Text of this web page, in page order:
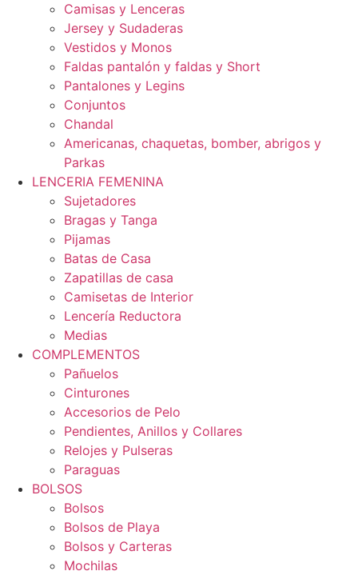
Camisas y Lenceras
Jersey y Sudaderas
Vestidos y Monos
Faldas pantalón y faldas y Short
Pantalones y Legins
Conjuntos
Chandal
Americanas, chaquetas, bomber, abrigos y
Parkas
LENCERIA FEMENINA
Sujetadores
Bragas y Tanga
Pijamas
Batas de Casa
Zapatillas de casa
Camisetas de Interior
Lencería Reductora
Medias
COMPLEMENTOS
Pañuelos
Cinturones
Accesorios de Pelo
Pendientes, Anillos y Collares
Relojes y Pulseras
Paraguas
BOLSOS
Bolsos
Bolsos de Playa
Bolsos y Carteras
Mochilas